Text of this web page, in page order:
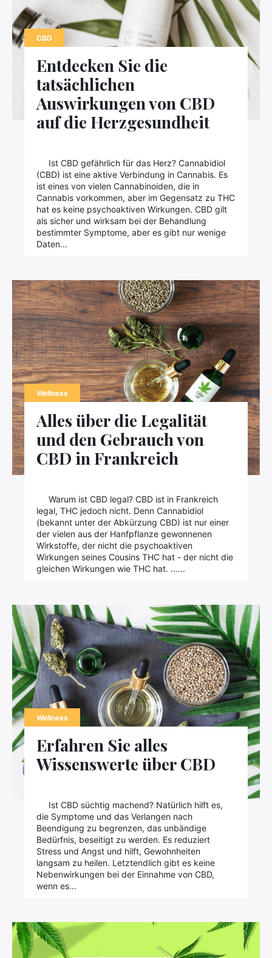
CBD
Entdecken Sie die
tatsächlichen
Auswirkungen von CBD
auf die Herzgesundheit
Ist CBD gefährlich für das Herz? Cannabidiol
(CBD) ist eine aktive Verbindung in Cannabis. Es
ist eines von vielen Cannabinoiden, die in
Cannabis vorkommen, aber im Gegensatz zu THC
hat es keine psychoaktiven Wirkungen. CBD gilt
als sicher und wirksam bei der Behandlung
bestimmter Symptome, aber es gibt nur wenige
Daten...
Wellness
Alles über die Legalität
und den Gebrauch von
CBD in Frankreich
Warum ist CBD legal? CBD ist in Frankreich
legal, THC jedoch nicht. Denn Cannabidiol
(bekannt unter der Abkürzung CBD) ist nur einer
der vielen aus der Hanfpflanze gewonnenen
Wirkstoffe, der nicht die psychoaktiven
Wirkungen seines Cousins THC hat - der nicht die
gleichen Wirkungen wie THC hat. ......
Wellness
Erfahren Sie alles
Wissenswerte über CBD
Ist CBD süchtig machend? Natürlich hilft es,
die Symptome und das Verlangen nach
Beendigung zu begrenzen, das unbändige
Bedürfnis, beseitigt zu werden. Es reduziert
Stress und Angst und hilft, Gewohnheiten
langsam zu heilen. Letztendlich gibt es keine
Nebenwirkungen bei der Einnahme von CBD,
wenn es...